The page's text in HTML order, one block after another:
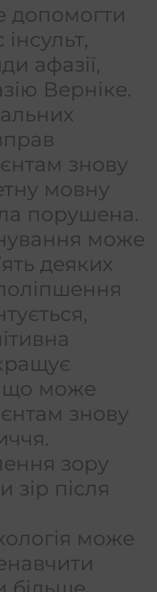
допомогти
афазії,
Верніке.
знову
мовну
порушена.
може
деяких
що може
знову
зору
після
може